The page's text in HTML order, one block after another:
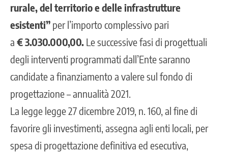
rurale, del territorio e delle infrastrutture
esistenti” per l’importo complessivo pari
a € 3.030.000,00. Le successive fasi di progettuali
degli interventi programmati dall’Ente saranno
candidate a finanziamento a valere sul fondo di
progettazione – annualità 2021.
La legge legge 27 dicembre 2019, n. 160, al fine di
favorire gli investimenti, assegna agli enti locali, per
spesa di progettazione definitiva ed esecutiva,